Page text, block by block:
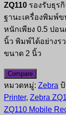
ZQ110 รองรับธุร
ฐานะเครื่องพิมพ์
หนักเพียง 0.5 ปอ
นิ้ว พิมพ์ได้อย่างร
ขนาด 2 นิ้ว
Compare
หมวดหมู่: Zebra ป้
Printer, Zebra
ZQ110 Mobile